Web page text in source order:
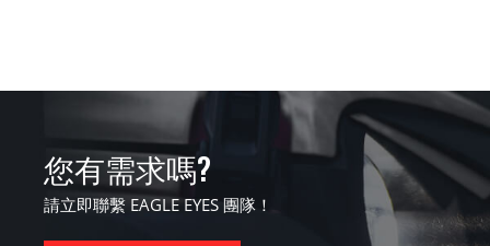
您有需求嗎?
請立即聯繫 EAGLE EYES 團隊！